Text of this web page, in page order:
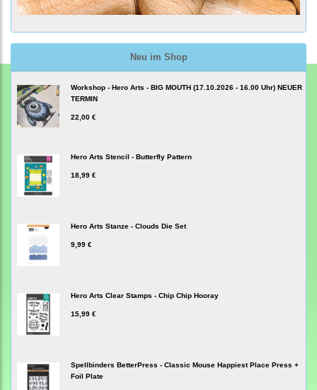
Neu im Shop
Workshop - Hero Arts - BIG MOUTH (17.10.2026 - 16.00 Uhr) NEUER
TERMIN
22,00 €
Hero Arts Stencil - Butterfly Pattern
18,99 €
Hero Arts Stanze - Clouds Die Set
9,99 €
Hero Arts Clear Stamps - Chip Chip Hooray
15,99 €
Spellbinders BetterPress - Classic Mouse Happiest Place Press +
Foil Plate